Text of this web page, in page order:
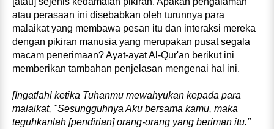
atau perasaan ini disebabkan oleh turunnya para
malaikat yang membawa pesan itu dan interaksi mereka
dengan pikiran manusia yang merupakan pusat segala
macam penerimaan? Ayat‑ayat Al‑Qur'an berikut ini
memberikan tambahan penjelasan mengenai hal ini.
[Ingatlahl ketika Tuhanmu mewahyukan kepada para
mala­ikat, "Sesungguhnya Aku bersama kamu, maka
teguhkanlah [pendirian] orang‑orang yang beriman itu."